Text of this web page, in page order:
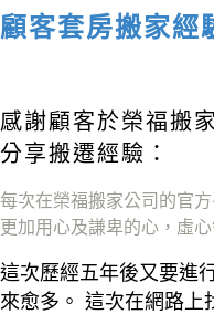
顧客套房搬家經
感謝顧客於榮福搬
分享搬遷經驗：
每次在榮福搬家公司的官
更加用心及謙卑的心 ，虛
這次歷經五年後又要進
來愈多。 這次在網路上